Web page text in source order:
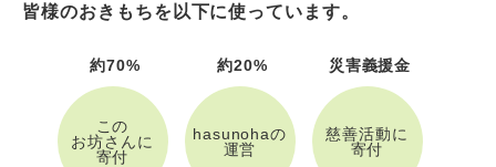
皆様のおきもちを以下に使っています。
約70%
この
お坊さんに
寄付
約20%
hasunohaの
運営
災害義援金
慈善活動に
寄付